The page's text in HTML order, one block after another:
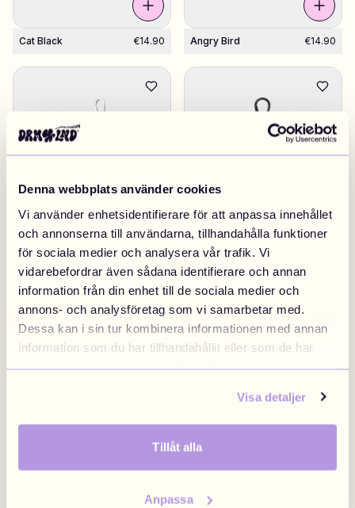
Denna webbplats använder cookies
Vi använder enhetsidentifierare för att anpassa innehållet
och annonserna till användarna, tillhandahålla funktioner
för sociala medier och analysera vår trafik. Vi
vidarebefordrar även sådana identifierare och annan
information från din enhet till de sociala medier och
annons- och analysföretag som vi samarbetar med.
Dessa kan i sin tur kombinera informationen med annan
information som du har tillhandahållit eller som de har
samlat in när du har använt deras tjänster.
Visa detaljer
Tillåt alla
Anpassa
Cat Black €14.90 Angry Bird €14.90
Bat White €14.90 Bat Black €14.90